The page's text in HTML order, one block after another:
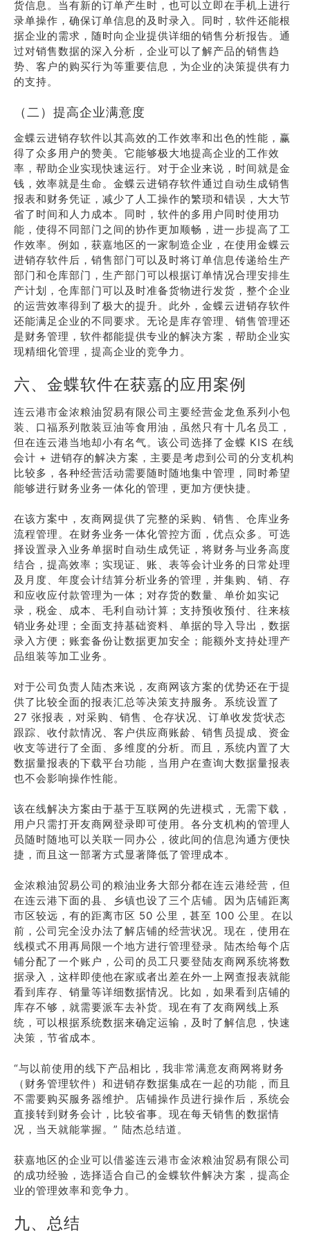
货信息。当有新的订单产生时，也可以立即在手机上进行
录单操作，确保订单信息的及时录入。同时，软件还能根
据企业的需求，随时向企业提供详细的销售分析报告。通
过对销售数据的深入分析，企业可以了解产品的销售趋
势、客户的购买行为等重要信息，为企业的决策提供有力
的支持。
（二）提高企业满意度
金蝶云进销存软件以其高效的工作效率和出色的性能，赢
得了众多用户的赞美。它能够极大地提高企业的工作效
率，帮助企业实现快速运行。对于企业来说，时间就是金
钱，效率就是生命。金蝶云进销存软件通过自动生成销售
报表和财务凭证，减少了人工操作的繁琐和错误，大大节
省了时间和人力成本。同时，软件的多用户同时使用功
能，使得不同部门之间的协作更加顺畅，进一步提高了工
作效率。例如，获嘉地区的一家制造企业，在使用金蝶云
进销存软件后，销售部门可以及时将订单信息传递给生产
部门和仓库部门，生产部门可以根据订单情况合理安排生
产计划，仓库部门可以及时准备货物进行发货，整个企业
的运营效率得到了极大的提升。此外，金蝶云进销存软件
还能满足企业的不同要求。无论是库存管理、销售管理还
是财务管理，软件都能提供专业的解决方案，帮助企业实
现精细化管理，提高企业的竞争力。
六、金蝶软件在获嘉的应用案例
连云港市金浓粮油贸易有限公司主要经营金龙鱼系列小包
装、口福系列散装豆油等食用油，虽然只有十几名员工，
但在连云港当地却小有名气。该公司选择了金蝶 KIS 在线
会计 + 进销存的解决方案，主要是考虑到公司的分支机构
比较多，各种经营活动需要随时随地集中管理，同时希望
能够进行财务业务一体化的管理，更加方便快捷。
在该方案中，友商网提供了完整的采购、销售、仓库业务
流程管理。在财务业务一体化管控方面，优点众多。可选
择设置录入业务单据时自动生成凭证，将财务与业务高度
结合，提高效率；实现证、账、表等会计业务的日常处理
及月度、年度会计结算分析业务的管理，并集购、销、存
和应收应付款管理为一体；对存货的数量、单价如实记
录，税金、成本、毛利自动计算；支持预收预付、往来核
销业务处理；全面支持基础资料、单据的导入导出，数据
录入方便；账套备份让数据更加安全；能额外支持处理产
品组装等加工业务。
对于公司负责人陆杰来说，友商网该方案的优势还在于提
供了比较全面的报表汇总等决策支持服务。系统设置了
27 张报表，对采购、销售、仓存状况、订单收发货状态
跟踪、收付款情况、客户供应商账龄、销售员提成、资金
收支等进行了全面、多维度的分析。而且，系统内置了大
数据量报表的下载平台功能，当用户在查询大数据量报表
也不会影响操作性能。
该在线解决方案由于基于互联网的先进模式，无需下载，
用户只需打开友商网登录即可使用。各分支机构的管理人
员随时随地可以关联一同办公，彼此间的信息沟通方便快
捷，而且这一部署方式显著降低了管理成本。
金浓粮油贸易公司的粮油业务大部分都在连云港经营，但
在连云港下面的县、乡镇也设了三个店铺。因为店铺距离
市区较远，有的距离市区 50 公里，甚至 100 公里。在以
前，公司完全没办法了解店铺的经营状况。现在，使用在
线模式不用再局限一个地方进行管理登录。陆杰给每个店
铺分配了一个账户，公司的员工只要登陆友商网系统将数
据录入，这样即使他在家或者出差在外一上网查报表就能
看到库存、销量等详细数据情况。比如，如果看到店铺的
库存不够，就需要派车去补货。现在有了友商网线上系
统，可以根据系统数据来确定运输，及时了解信息，快速
决策，节省成本。
“与以前使用的线下产品相比，我非常满意友商网将财务
（财务管理软件）和进销存数据集成在一起的功能，而且
不需要购买服务器维护。店铺操作员进行操作后，系统会
直接转到财务会计，比较省事。现在每天销售的数据情
况，当天就能掌握。” 陆杰总结道。
获嘉地区的企业可以借鉴连云港市金浓粮油贸易有限公司
的成功经验，选择适合自己的金蝶软件解决方案，提高企
业的管理效率和竞争力。
九、总结